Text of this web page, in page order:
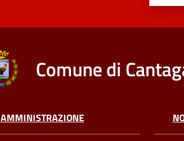
Comune di
AMMINISTRAZIONE